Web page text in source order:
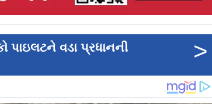
પાઇલટને વડા પ્રધાનની
>